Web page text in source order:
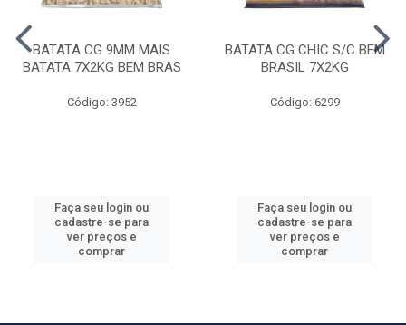
BATATA CG 9MM MAIS
BATATA 7X2KG BEM BRAS
Código: 3952
Faça seu login ou
cadastre-se para
ver preços e
comprar
BATATA CG CHIC S/C BEM
BRASIL 7X2KG
Código: 6299
Faça seu login ou
cadastre-se para
ver preços e
comprar